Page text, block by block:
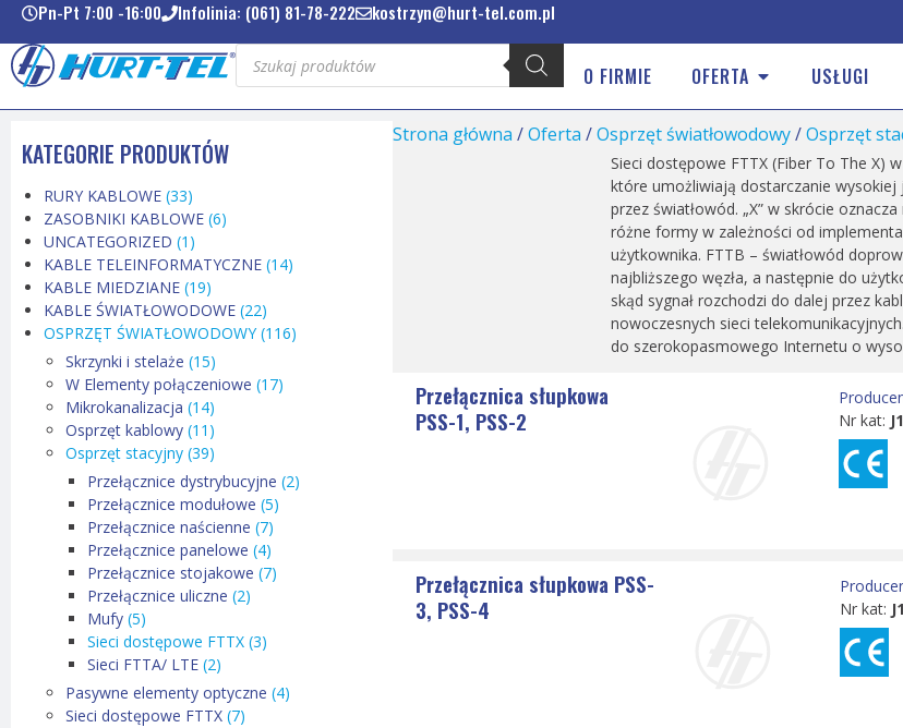
Pn-Pt 7:00 -16:00 Infolinia: (061) 81-78-222 kostrzyn@hurt-tel.com.pl
O FIRMIE OFERTA USŁUGI
KATEGORIE PRODUKTÓW
RURY KABLOWE (33)
ZASOBNIKI KABLOWE (6)
UNCATEGORIZED (1)
KABLE TELEINFORMATYCZNE (14)
KABLE MIEDZIANE (19)
KABLE ŚWIATŁOWODOWE (22)
OSPRZĘT ŚWIATŁOWODOWY (116)
Skrzynki i stelaże (15)
W Elementy połączeniowe (17)
Mikrokanalizacja (14)
Osprzęt kablowy (11)
Osprzęt stacyjny (39)
Przełącznice dystrybucyjne (2)
Przełącznice modułowe (5)
Przełącznice naścienne (7)
Przełącznice panelowe (4)
Przełącznice stojakowe (7)
Przełącznice uliczne (2)
Mufy (5)
Sieci dostępowe FTTX (3)
Sieci FTTA/ LTE (2)
Pasywne elementy optyczne (4)
Sieci dostępowe FTTX (7)
Strona główna /Oferta /Osprzęt światłowodowy/Osprzęt
Sieci dostępowe FTTX (Fiber To The X)
które umożliwiają dostarczanie wysokiej
przez światłowód. „X” w skrócie
różne formy w zależności od
użytkownika. FTTB – światłowód
najbliższego węzła, a następnie do
skąd sygnał rozchodzi do dalej przez
nowoczesnych sieci
do szerokopasmowego Internetu o
Przełącznica słupkowa
PSS-1, PSS-2
Nr kat:
Przełącznica słupkowa PSS-
3, PSS-4
Nr kat: